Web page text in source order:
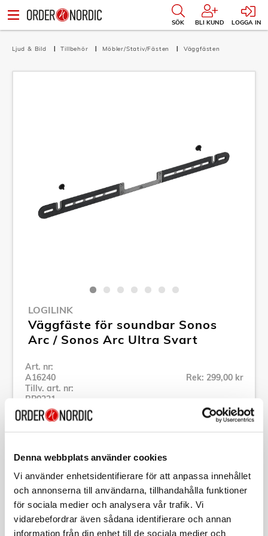
Denna webbplats använder cookies
Vi använder enhetsidentifierare för att anpassa innehållet
och annonserna till användarna, tillhandahålla funktioner
för sociala medier och analysera vår trafik. Vi
vidarebefordrar även sådana identifierare och annan
information från din enhet till de sociala medier och
SÖK BLI KUND LOGGA IN
Ljud & Bild Tillbehör Möbler/Stativ/Fästen Väggfästen
LOGILINK
Väggfäste för soundbar Sonos
Arc / Sonos Arc Ultra Svart
Art. nr:
A16240
Tillv. art. nr:
BP0221
Rek: 299,00 kr
Se alla produkter inom LogiLink
Specifikation
Beskrivning
Art. nr:A16240